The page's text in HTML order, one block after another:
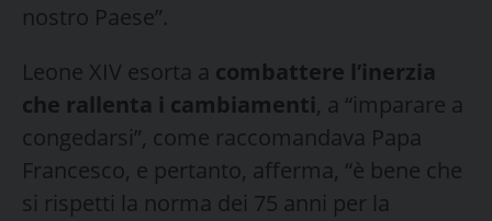
nostro Paese”.
Leone XIV esorta a combattere l’inerzia
che rallenta i cambiamenti, a “imparare a
congedarsi”, come raccomandava Papa
Francesco, e pertanto, afferma, “è bene che
si rispetti la norma dei 75 anni per la